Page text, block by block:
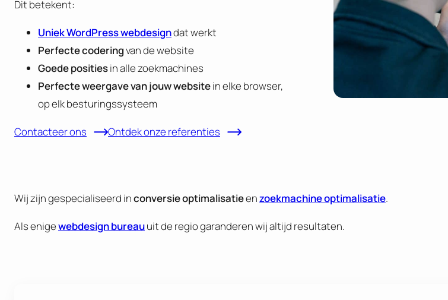
Dit betekent:
Uniek WordPress webdesigndat werkt
Perfecte coderingvan de website
Goede positiesin alle zoekmachines
Perfecte weergave van jouw websitein elke browser,
op elk besturingssysteem
Contacteer ons Ontdek onze referenties
Wij zijn gespecialiseerd inconversie optimalisatieenzoekmachine optimalisatie.
Als enigewebdesign bureauuit de regio garanderen wij altijd resultaten.